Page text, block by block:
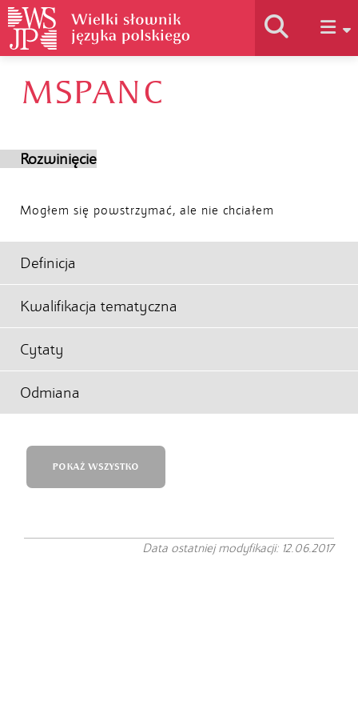
Historia słownika
MSPANC
Rozwinięcie
Mogłem się powstrzymać, ale nie chciałem
Definicja
Kwalifikacja tematyczna
Cytaty
Odmiana
POKAŻ WSZYSTKO
Data ostatniej modyfikacji: 12.06.2017